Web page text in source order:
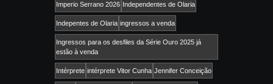
Imperio Serrano 2026 Independentes de Olaria
Indepentes de Olaria ingressos a venda
Ingressos para os desfiles da Série Ouro 2025 já
estão à venda
Intérprete intérprete Vitor Cunha Jennifer Conceição